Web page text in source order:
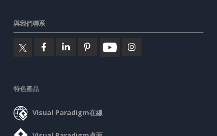
與我們聯系
特色產品
Visual Paradigm在線